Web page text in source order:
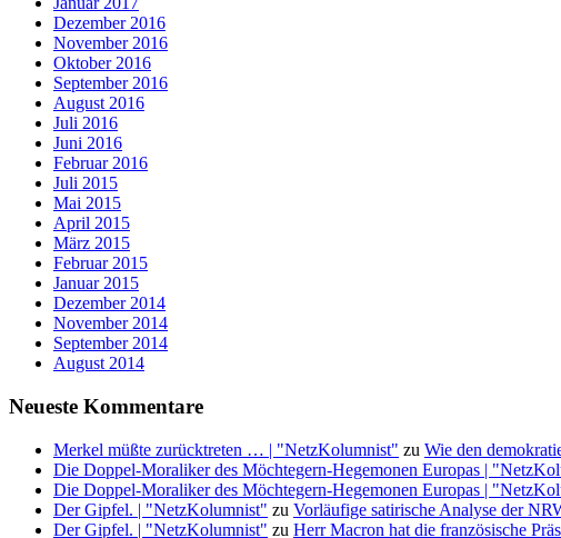
Dezember 2016
November 2016
Oktober 2016
September 2016
August 2016
Juli 2016
Juni 2016
Februar 2016
Juli 2015
Mai 2015
April 2015
März 2015
Februar 2015
Januar 2015
Dezember 2014
November 2014
September 2014
August 2014
Neueste Kommentare
Merkel müßte zurücktreten … | "NetzKolumnist" zu Wie den
Die Doppel-Moraliker des Möchtegern-Hegemonen Europas |
Die Doppel-Moraliker des Möchtegern-Hegemonen Europas |
Der Gipfel. | "NetzKolumnist" zu Vorläufige satirische Analyse der
Der Gipfel. | "NetzKolumnist" zu Herr Macron hat die französische